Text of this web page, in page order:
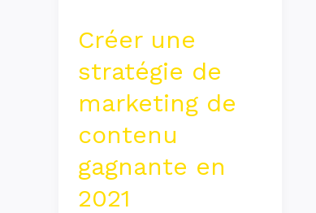
Créer une
stratégie de
marketing de
contenu
gagnante en
2021
stratégie
de
contenu
gagnante
en
2021